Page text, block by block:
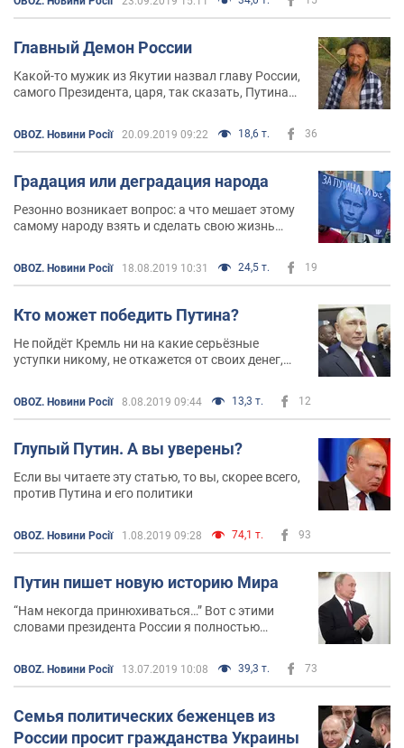
вторгшихся в Дагестан в августе-сентябре 1999
года
Главный Демон России
Какой-то мужик из Якутии назвал главу России,
самого Президента, царя, так сказать, Путина
OBOZ. Новини Росії 20.09.2019 09:22 18,6 т. 36
Градация или деградация народа
Резонно возникает вопрос: а что мешает этому
самому народу взять и сделать свою жизнь
OBOZ. Новини Росії 18.08.2019 10:31 24,5 т. 19
Кто может победить Путина?
Не пойдёт Кремль ни на какие серьёзные
уступки никому, не откажется от своих денег,
OBOZ. Новини Росії 8.08.2019 09:44 13,3 т. 12
Глупый Путин. А вы уверены?
Если вы читаете эту статью, то вы, скорее всего,
против Путина и его политики
OBOZ. Новини Росії 1.08.2019 09:28 74,1 т. 93
Путин пишет новую историю Мира
“Нам некогда принюхиваться…” Вот с этими
словами президента России я полностью
OBOZ. Новини Росії 13.07.2019 10:08 39,3 т. 73
Семья политических беженцев из
России просит гражданства Украины